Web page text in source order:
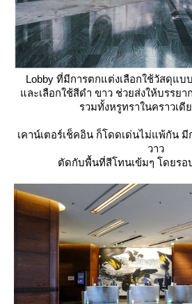
Lobby ที่มีการตกแต่งเลือกใช้วัสดุแบ
ละเลือกใช้สีดำ ขาว ช่วยส่งให้บรรยา
รวมทั้งหรูทราในคราวเ
เคาน์เตอร์เช็คอิน ก็โดดเด่นไม่แพ้กัน มี
วาว
ตัดกับพื้นที่สีโทนเข้มๆ โดยรอ